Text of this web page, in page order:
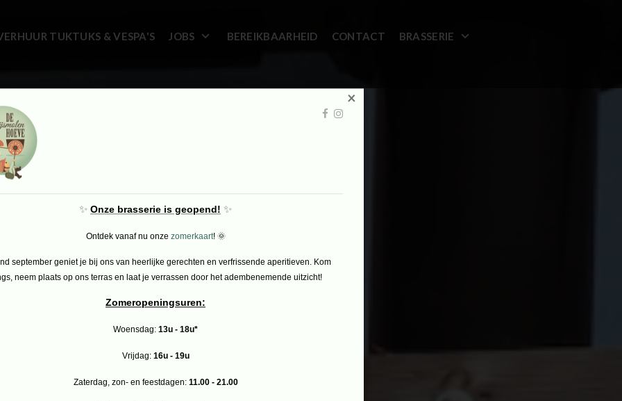
✨ Onze brasserie is geopend! ✨
Ontdek vanaf nu onze zomerkaart! 🌞
september geniet je bij ons van heerlijke gerechten en verfrissende aperitieven. Kom
neem plaats op ons terras en laat je verrassen door het adembenemende uitzicht!
Zomeropeningsuren:
Woensdag: 13u - 18u*
Vrijdag: 16u - 19u
Zaterdag, zon- en feestdagen: 11.00 - 21.00
×
TUKTUKS & VESPA'S JOBS BEREIKBAARHEID CONTACT
BRASSERIE